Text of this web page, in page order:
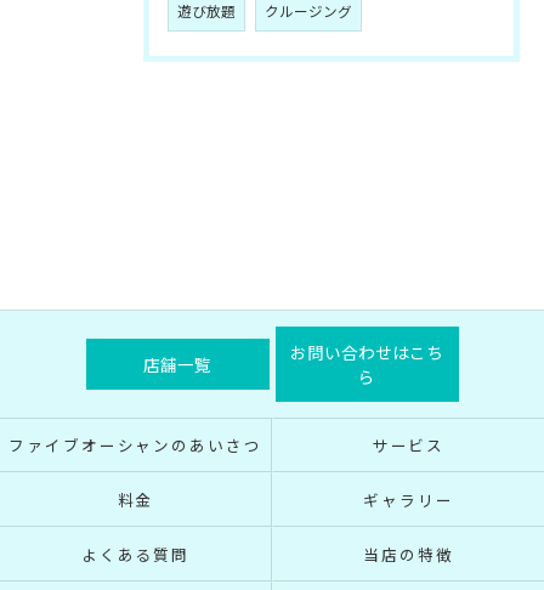
遊び放題 クルージング
店舗一覧
お問い合わせはこち
ら
ファイブオーシャンのあいさつ サービス
料金 ギャラリー
よくある質問 当店の特徴